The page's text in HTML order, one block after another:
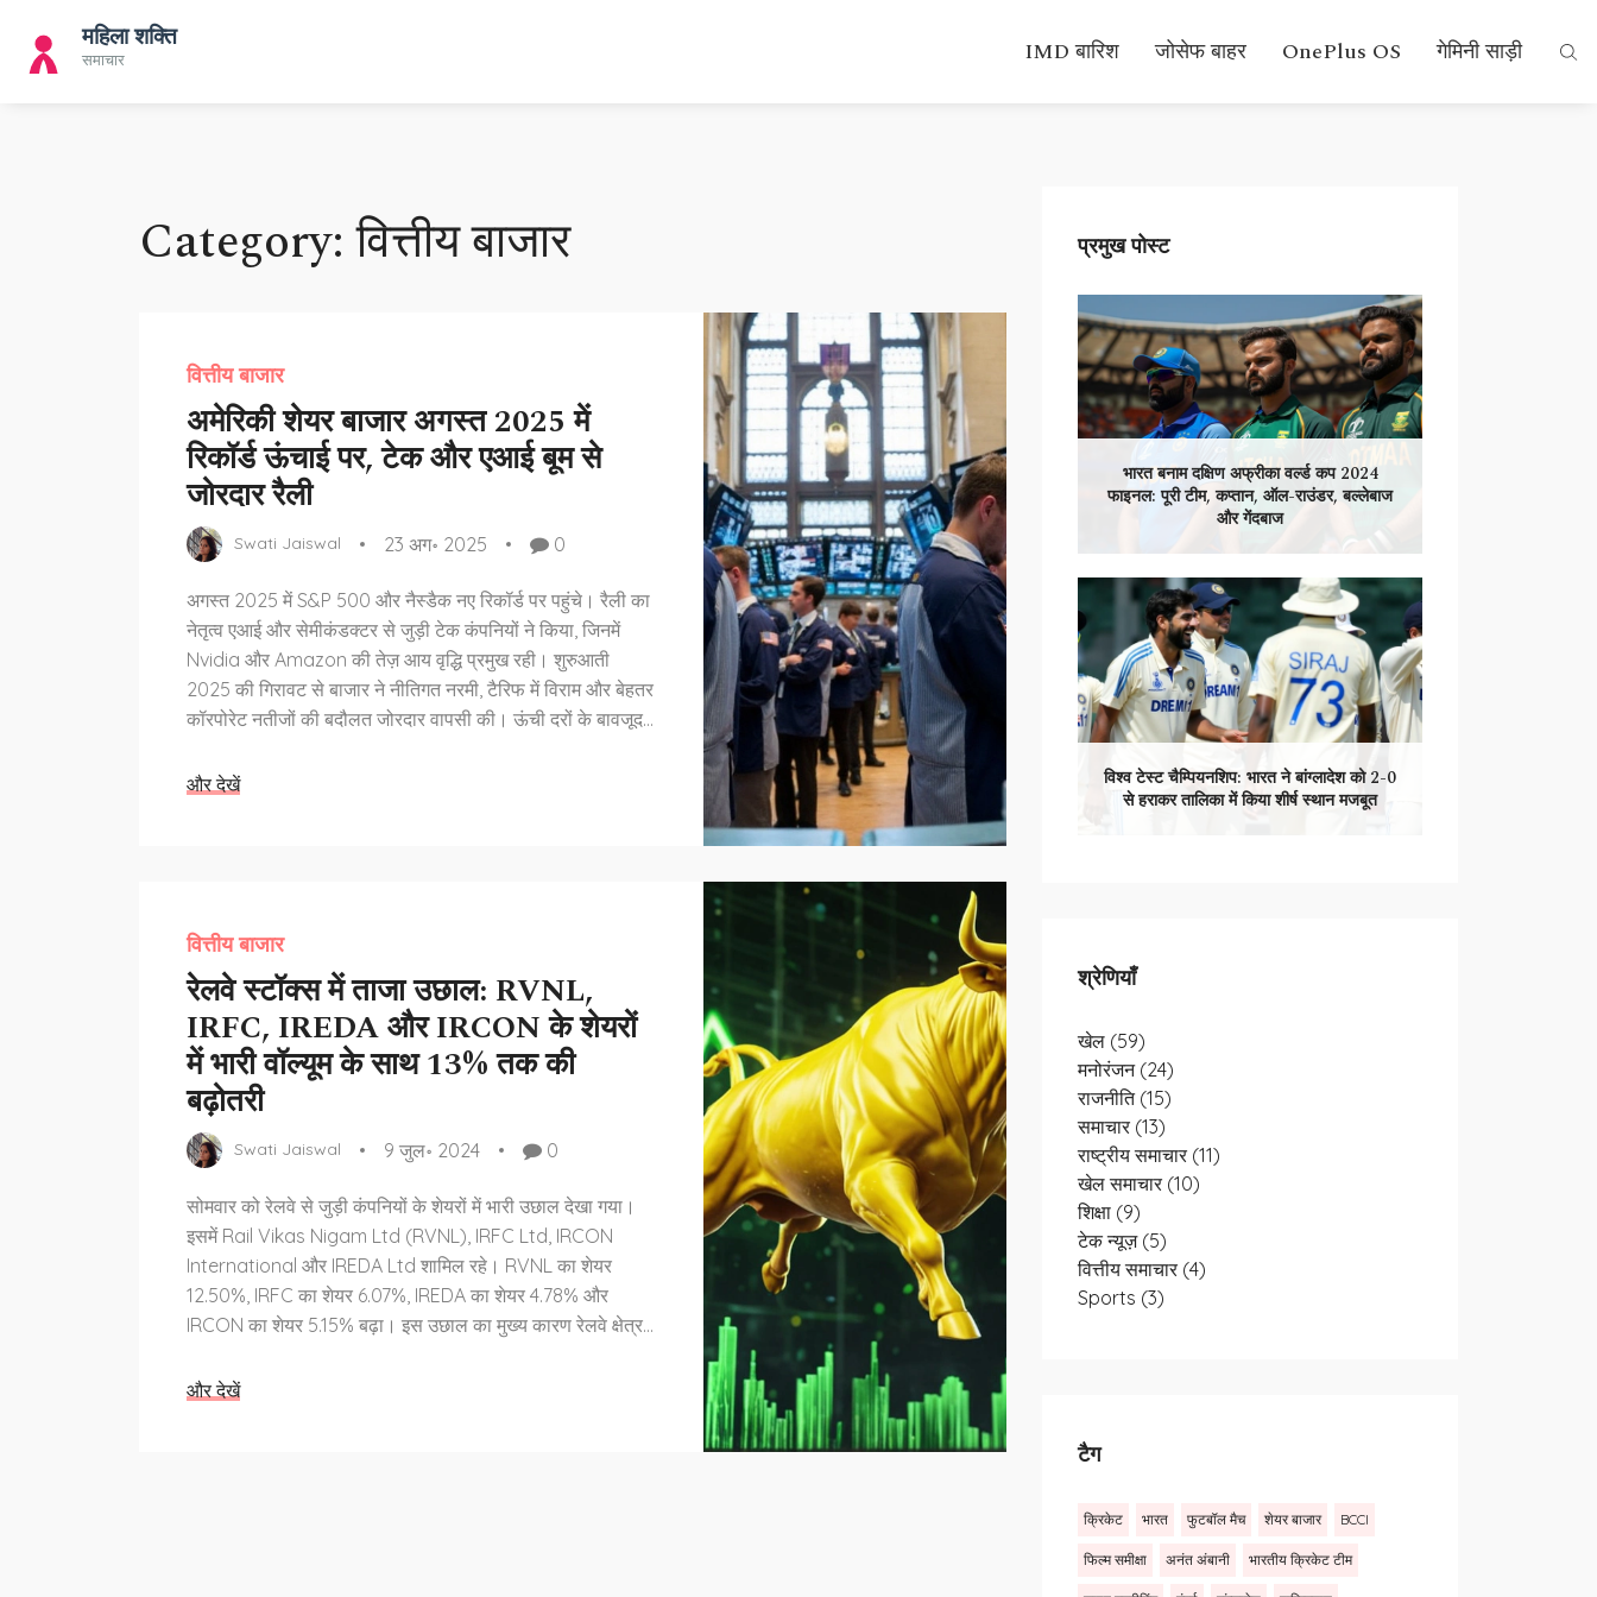
IMD बारिश जोसेफ बाहर OnePlus OS गेमिनी साड़ी
Category: वित्तीय बाजार
वित्तीय बाजार
अमेरिकी शेयर बाजार अगस्त 2025 में
रिकॉर्ड ऊंचाई पर, टेक और एआई बूम से
जोरदार रैली
Swati Jaiswal 23 अग॰ 2025 0
अगस्त 2025 में S&P 500 और नैस्डैक नए रिकॉर्ड पर पहुंचे। रैली का
नेतृत्व एआई और सेमीकंडक्टर से जुड़ी टेक कंपनियों ने किया, जिनमें
Nvidia और Amazon की तेज़ आय वृद्धि प्रमुख रही। शुरुआती
2025 की गिरावट से बाजार ने नीतिगत नरमी, टैरिफ में विराम और बेहतर
कॉरपोरेट नतीजों की बदौलत जोरदार वापसी की। ऊंची दरों के बावजूद
और देखें
वित्तीय बाजार
रेलवे स्टॉक्स में ताजा उछाल: RVNL,
IRFC, IREDA और IRCON के शेयरों
में भारी वॉल्यूम के साथ 13% तक की
बढ़ोतरी
Swati Jaiswal 9 जुल॰ 2024 0
सोमवार को रेलवे से जुड़ी कंपनियों के शेयरों में भारी उछाल देखा गया।
इसमें Rail Vikas Nigam Ltd (RVNL), IRFC Ltd, IRCON
International और IREDA Ltd शामिल रहे। RVNL का शेयर
12.50%, IRFC का शेयर 6.07%, IREDA का शेयर 4.78% और
IRCON का शेयर 5.15% बढ़ा। इस उछाल का मुख्य कारण रेलवे क्षेत्र
और देखें
प्रमुख पोस्ट
भारत बनाम दक्षिण अफ्रीका वर्ल्ड कप 2024
फाइनल: पूरी टीम, कप्तान, ऑल-राउंडर, बल्लेबाज
और गेंदबाज
विश्व टेस्ट चैम्पियनशिप: भारत ने बांग्लादेश को 2-0
से हराकर तालिका में किया शीर्ष स्थान मजबूत
श्रेणियाँ
खेल (59)
मनोरंजन (24)
राजनीति (15)
समाचार (13)
राष्ट्रीय समाचार (11)
खेल समाचार (10)
शिक्षा (9)
टेक न्यूज़ (5)
वित्तीय समाचार (4)
Sports (3)
टैग
क्रिकेट भारत फुटबॉल मैच शेयर बाजार BCCI
फिल्म समीक्षा अनंत अंबानी भारतीय क्रिकेट टीम